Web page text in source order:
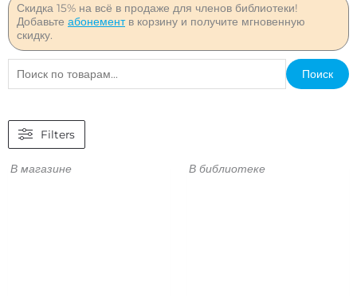
Скидка 15% на всё в продаже для членов библиотеки!
Добавьте абонементв корзину и получите мгновенную
скидку.
Искать: Поиск
Filters
В магазине В библиотеке